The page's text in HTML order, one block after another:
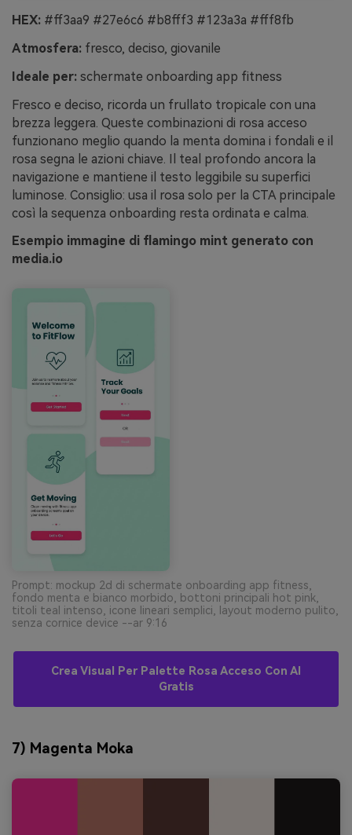
HEX: #ff3aa9 #27e6c6 #b8fff3 #123a3a #fff8fb
Atmosfera: fresco, deciso, giovanile
Ideale per: schermate onboarding app fitness
Fresco e deciso, ricorda un frullato tropicale con una
brezza leggera. Queste combinazioni di rosa acceso
funzionano meglio quando la menta domina i fondali e il
rosa segna le azioni chiave. Il teal profondo ancora la
navigazione e mantiene il testo leggibile su superfici
luminose. Consiglio: usa il rosa solo per la CTA principale
così la sequenza onboarding resta ordinata e calma.
Esempio immagine di flamingo mint generato con
media.io
Prompt: mockup 2d di schermate onboarding app fitness,
fondo menta e bianco morbido, bottoni principali hot pink,
titoli teal intenso, icone lineari semplici, layout moderno pulito,
senza cornice device --ar 9:16
Crea Visual Per Palette Rosa Acceso Con AI
Gratis
7) Magenta Moka